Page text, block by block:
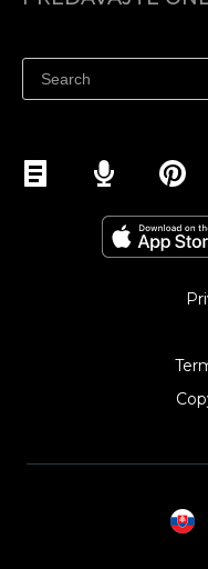
Cenník
Predávajte na
Predávať na Instagram